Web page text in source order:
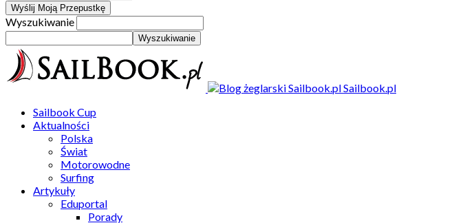
Wyszukiwanie
Sailbook.pl
Sailbook Cup
Aktualności
Polska
Świat
Motorowodne
Surfing
Artykuły
Eduportal
Porady